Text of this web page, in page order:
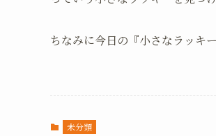
ちなみに今日の『小さなラッキ
未分類